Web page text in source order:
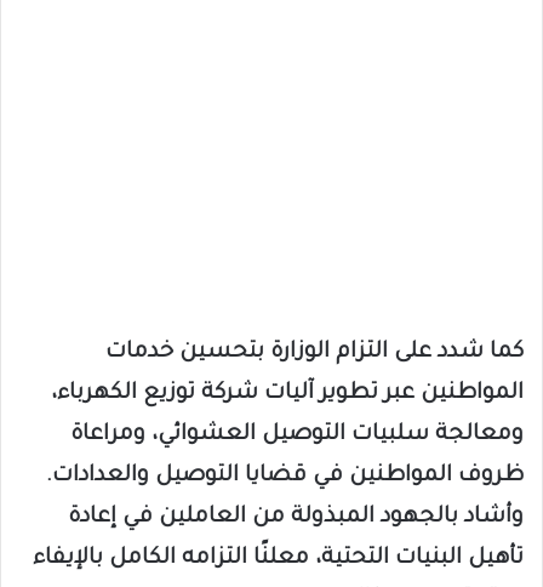
كما شدد على التزام الوزارة بتحسين خدمات
المواطنين عبر تطوير آليات شركة توزيع الكهرباء،
ومعالجة سلبيات التوصيل العشوائي، ومراعاة
ظروف المواطنين في قضايا التوصيل والعدادات.
وأشاد بالجهود المبذولة من العاملين في إعادة
تأهيل البنيات التحتية، معلنًا التزامه الكامل بالإيفاء